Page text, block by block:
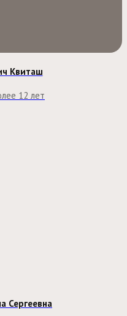
Квиташ
12 лет
Сергеевна